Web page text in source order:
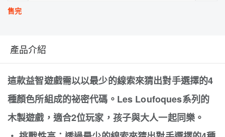
售完
產品介紹
這款益智遊戲需以以最少的線索來猜出對手選擇的4
種顏色所組成的祕密代碼。Les Loufoques系列的
木製遊戲，適合2位玩家，孩子與大人一起同樂。